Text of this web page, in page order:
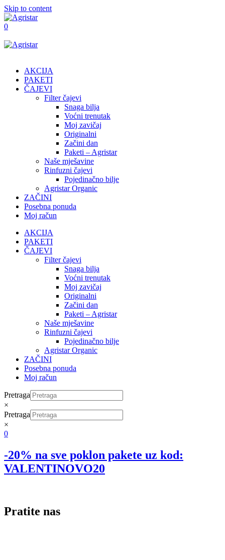
Skip to content
0
AKCIJA
PAKETI
ČAJEVI
Filter čajevi
Snaga bilja
Voćni trenutak
Moj zavičaj
Originalni
Začini dan
Paketi – Agristar
Naše mješavine
Rinfuzni čajevi
Pojedinačno bilje
Agristar Organic
ZAČINI
Posebna ponuda
Moj račun
AKCIJA
PAKETI
ČAJEVI
Filter čajevi
Snaga bilja
Voćni trenutak
Moj zavičaj
Originalni
Začini dan
Paketi – Agristar
Naše mješavine
Rinfuzni čajevi
Pojedinačno bilje
Agristar Organic
ZAČINI
Posebna ponuda
Moj račun
Pretraga
×
Pretraga
×
0
-20% na sve poklon pakete uz kod:
VALENTINOVO20
Pratite nas